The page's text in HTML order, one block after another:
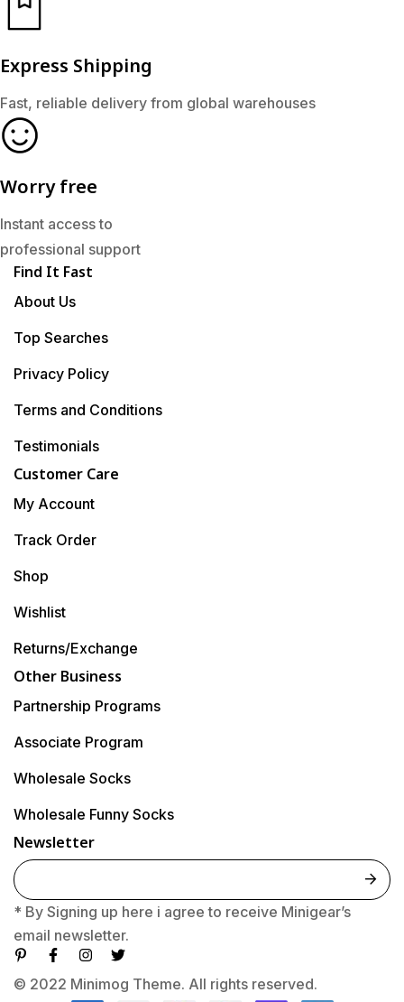
Express Shipping
Fast, reliable delivery from global warehouses
Worry free
Instant access to
professional support
Find It Fast
About Us
Top Searches
Privacy Policy
Terms and Conditions
Testimonials
Customer Care
My Account
Track Order
Shop
Wishlist
Returns/Exchange
Other Business
Partnership Programs
Associate Program
Wholesale Socks
Wholesale Funny Socks
Newsletter
E
m
i
* By Signing up here i agree to receive Minigear’s
email newsletter.
© 2022 Minimog Theme. All rights reserved.